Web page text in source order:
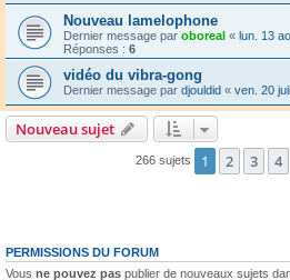
Nouveau lamelophone
Dernier message par oboreal « lun. 13
Réponses : 6
vidéo du vibra-gong
Dernier message par djouldid « ven. 20
Nouveau sujet
266 sujets 1 2 3 4
PERMISSIONS DU FORUM
Vous ne pouvez pas publier de nouveaux sujets